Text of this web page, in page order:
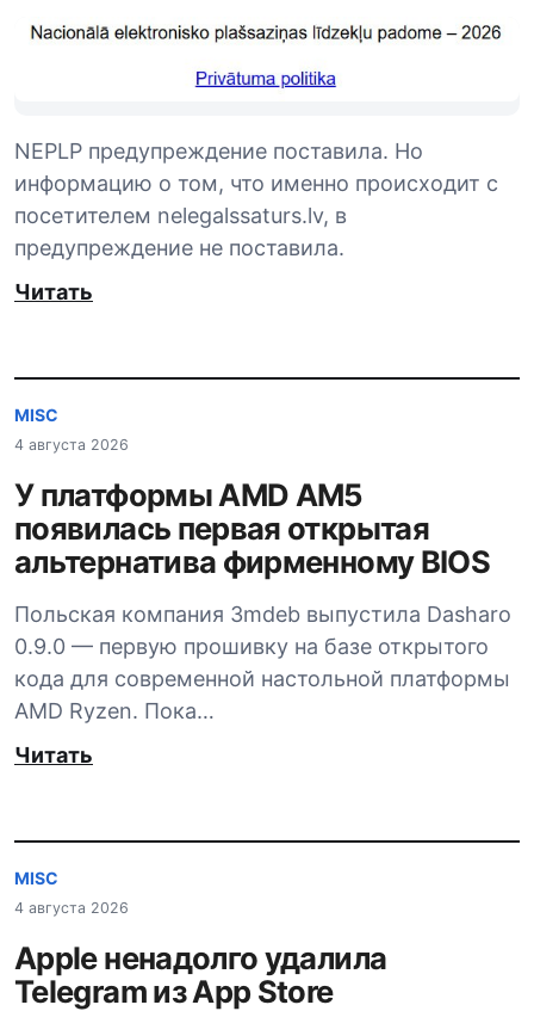
NEPLP предупреждение поставила. Но
информацию о том, что именно происходит с
посетителем nelegalssaturs.lv, в
предупреждение не поставила.
Читать
MISC
4 августа 2026
У платформы AMD AM5
появилась первая открытая
альтернатива фирменному BIOS
Польская компания 3mdeb выпустила Dasharo
0.9.0 — первую прошивку на базе открытого
кода для современной настольной платформы
AMD Ryzen. Пока…
Читать
MISC
4 августа 2026
Apple ненадолго удалила
Telegram из App Store